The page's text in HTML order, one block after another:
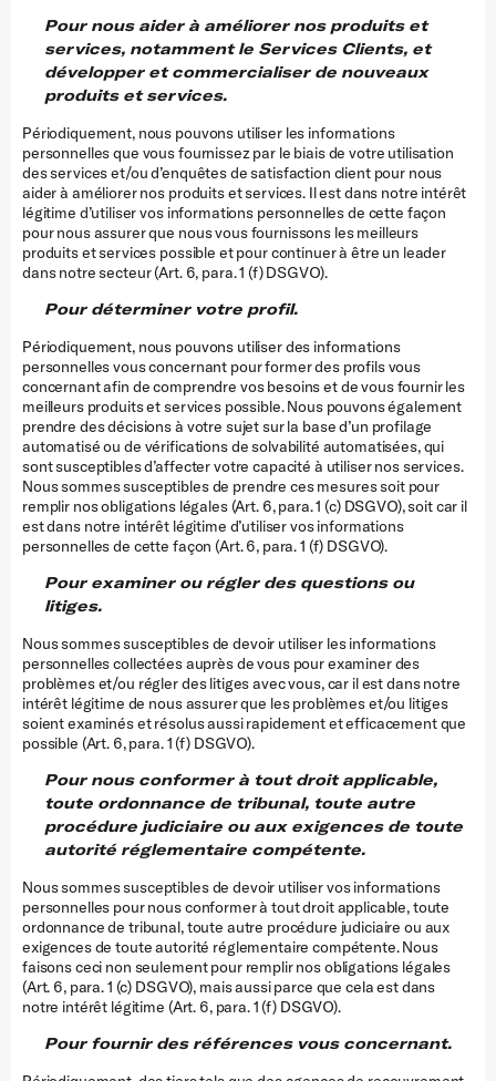
Pour nous aider à améliorer nos produits et
services, notamment le Services Clients, et
développer et commercialiser de nouveaux
produits et services.
Périodiquement, nous pouvons utiliser les informations
personnelles que vous fournissez par le biais de votre utilisation
des services et/ou d’enquêtes de satisfaction client pour nous
aider à améliorer nos produits et services. Il est dans notre intérêt
légitime d’utiliser vos informations personnelles de cette façon
pour nous assurer que nous vous fournissons les meilleurs
produits et services possible et pour continuer à être un leader
dans notre secteur (Art. 6, para. 1 (f) DSGVO).
Pour déterminer votre profil.
Périodiquement, nous pouvons utiliser des informations
personnelles vous concernant pour former des profils vous
concernant afin de comprendre vos besoins et de vous fournir les
meilleurs produits et services possible. Nous pouvons également
prendre des décisions à votre sujet sur la base d’un profilage
automatisé ou de vérifications de solvabilité automatisées, qui
sont susceptibles d’affecter votre capacité à utiliser nos services.
Nous sommes susceptibles de prendre ces mesures soit pour
remplir nos obligations légales (Art. 6, para. 1 (c) DSGVO), soit car il
est dans notre intérêt légitime d’utiliser vos informations
personnelles de cette façon (Art. 6, para. 1 (f) DSGVO).
Pour examiner ou régler des questions ou
litiges.
Nous sommes susceptibles de devoir utiliser les informations
personnelles collectées auprès de vous pour examiner des
problèmes et/ou régler des litiges avec vous, car il est dans notre
intérêt légitime de nous assurer que les problèmes et/ou litiges
soient examinés et résolus aussi rapidement et efficacement que
possible (Art. 6, para. 1 (f) DSGVO).
Pour nous conformer à tout droit applicable,
toute ordonnance de tribunal, toute autre
procédure judiciaire ou aux exigences de toute
autorité réglementaire compétente.
Nous sommes susceptibles de devoir utiliser vos informations
personnelles pour nous conformer à tout droit applicable, toute
ordonnance de tribunal, toute autre procédure judiciaire ou aux
exigences de toute autorité réglementaire compétente. Nous
faisons ceci non seulement pour remplir nos obligations légales
(Art. 6, para. 1 (c) DSGVO), mais aussi parce que cela est dans
notre intérêt légitime (Art. 6, para. 1 (f) DSGVO).
Pour fournir des références vous concernant.